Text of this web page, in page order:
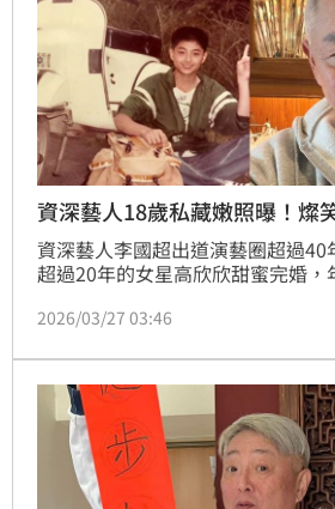
資深藝人18歲私藏嫩照曝！燦
資深藝人李國超出道演藝圈超過
超過20年的女星高欣欣甜蜜完婚
李國超仍保有帥氣小生的外表。今
2026/03/27 03:46